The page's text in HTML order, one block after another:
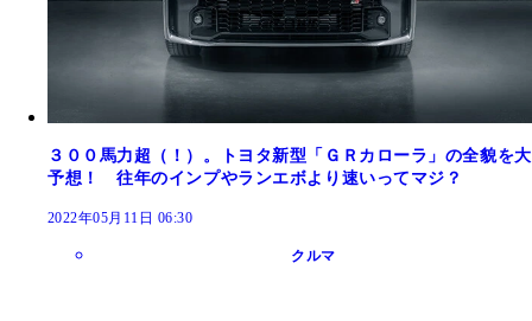
３００馬力超（！）。トヨタ新型「ＧＲカローラ」の全貌を大
予想！ 往年のインプやランエボより速いってマジ？
2022年05月11日 06:30
クルマ